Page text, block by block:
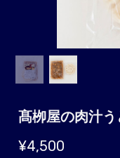
髙栁屋の肉汁
¥4,500